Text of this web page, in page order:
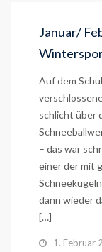
Januar/
Auf dem
schlicht über
– das war
einer der mit
dann wieder
[…]
1. Februar